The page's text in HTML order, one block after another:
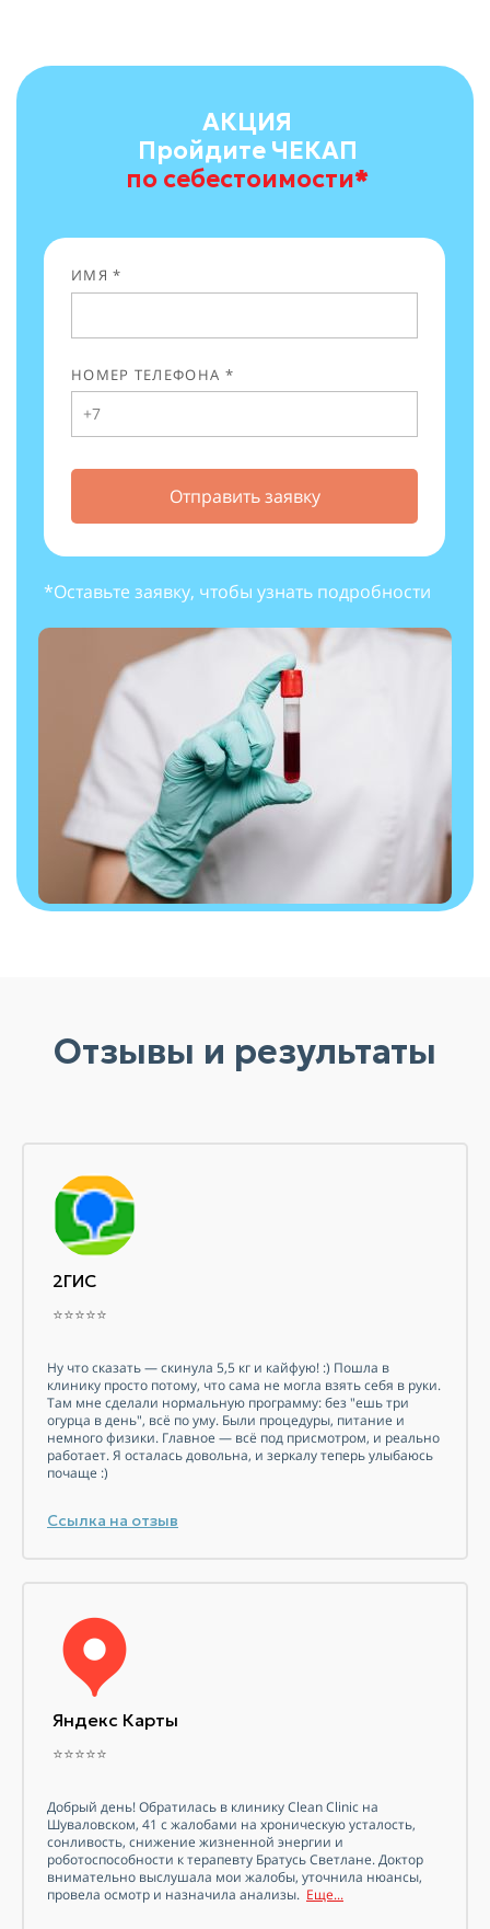
АКЦИЯ
Пройдите ЧЕКАП
по себестоимости*
ИМЯ *
НОМЕР ТЕЛЕФОНА *
Отправить заявку
*Оставьте заявку, чтобы узнать подробности
Отзывы и результаты
2ГИС
⭐⭐⭐⭐⭐
Ну что сказать — скинула 5,5 кг и кайфую! :) Пошла в
клинику просто потому, что сама не могла взять себя в руки.
Там мне сделали нормальную программу: без "ешь три
огурца в день", всё по уму. Были процедуры, питание и
немного физики. Главное — всё под присмотром, и реально
работает. Я осталась довольна, и зеркалу теперь улыбаюсь
почаще :)
Ссылка на отзыв
Яндекс Карты
⭐⭐⭐⭐⭐
Добрый день! Обратилась в клинику Clean Clinic на
Шуваловском, 41 с жалобами на хроническую усталость,
сонливость, снижение жизненной энергии и
роботоспособности к терапевту Братусь Светлане. Доктор
внимательно выслушала мои жалобы, уточнила нюансы,
провела осмотр и назначила анализы. Еще...